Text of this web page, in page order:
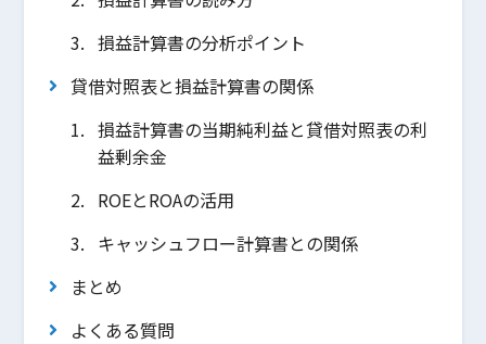
損益計算書の分析ポイント
貸借対照表と損益計算書の関係
損益計算書の当期純利益と貸借対照表の利
益剰余金
ROEとROAの活用
キャッシュフロー計算書との関係
まとめ
よくある質問